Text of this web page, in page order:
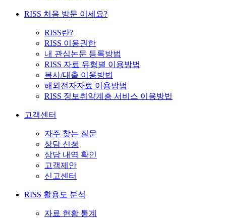
RISS 처음 방문 이세요?
RISS란?
RISS 이용권한
내 관심논문 등록방법
RISS 자료 유형별 이용방법
복사/대출 이용방법
해외전자자료 이용방법
RISS 정보취약계층 서비스 이용방법
고객센터
자주 찾는 질문
상담 신청
상담 내역 확인
고객제안
신고센터
RISS 활용도 분석
자료 현황 통계